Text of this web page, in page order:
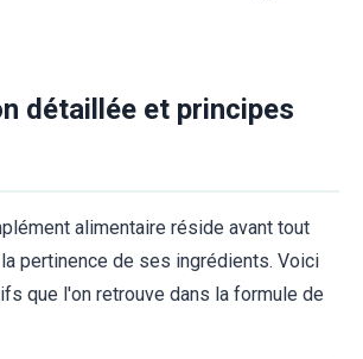
détaillée et principes
alimentaire réside avant tout
pertinence de ses ingrédients. Voici
que l'on retrouve dans la formule de